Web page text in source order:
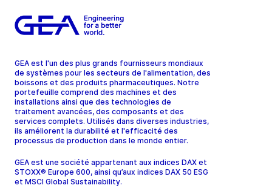
GEA est l'un des plus grands fournisseurs mondiaux
de systèmes pour les secteurs de l'alimentation, des
boissons et des produits pharmaceutiques. Notre
portefeuille comprend des machines et des
installations ainsi que des technologies de
traitement avancées, des composants et des
services complets. Utilisés dans diverses industries,
ils améliorent la durabilité et l'efficacité des
processus de production dans le monde entier.
GEA est une société appartenant aux indices DAX et
STOXX® Europe 600, ainsi qu’aux indices DAX 50 ESG
et MSCI Global Sustainability.